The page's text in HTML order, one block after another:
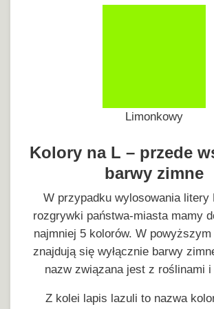
Limonkowy
Kolory na L – przede
barwy zimne
W przypadku wylosowania litery
rozgrywki państwa-miasta mamy
najmniej 5 kolorów. W
znajdują się wyłącznie barwy
nazw związana jest z roślinami i
Z kolei lapis lazuli to nazwa